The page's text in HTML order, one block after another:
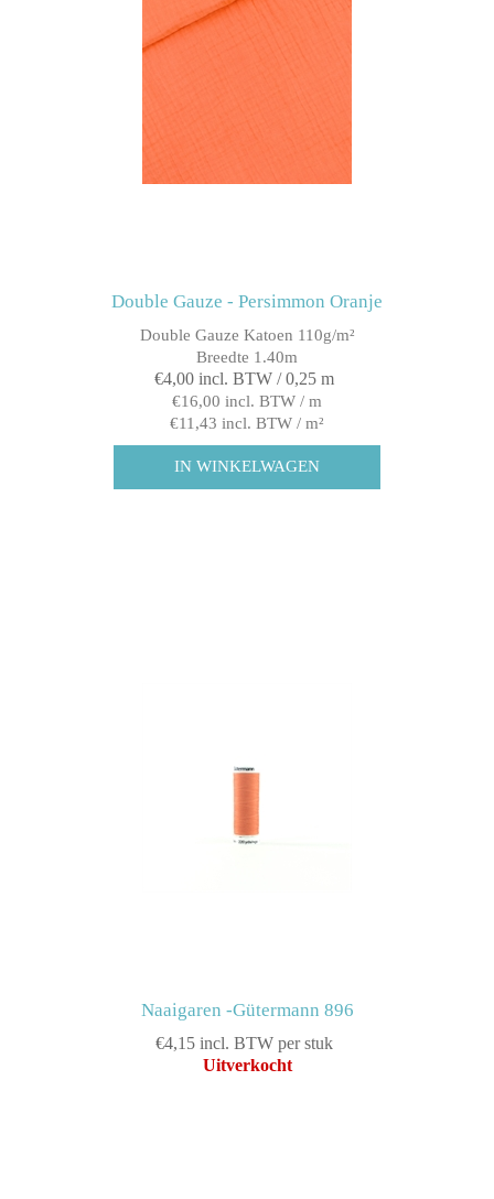
Double Gauze - Persimmon Oranje
Double Gauze Katoen 110g/m²
Breedte 1.40m
€4,00 incl. BTW / 0,25 m
€16,00 incl. BTW / m
€11,43 incl. BTW / m²
Naaigaren -Gütermann 896
€4,15 incl. BTW per stuk
Uitverkocht